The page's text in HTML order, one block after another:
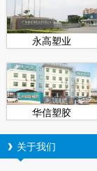
永高塑业
华信塑胶
关于我们